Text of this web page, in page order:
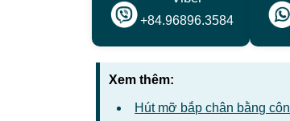
+84.96896.3584
Xem thêm:
Hút mỡ bắp chân bằng